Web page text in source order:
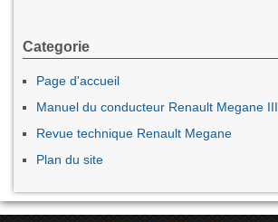
Categorie
Page d'accueil
Manuel du conducteur Renault Megane III
Revue technique Renault Megane
Plan du site